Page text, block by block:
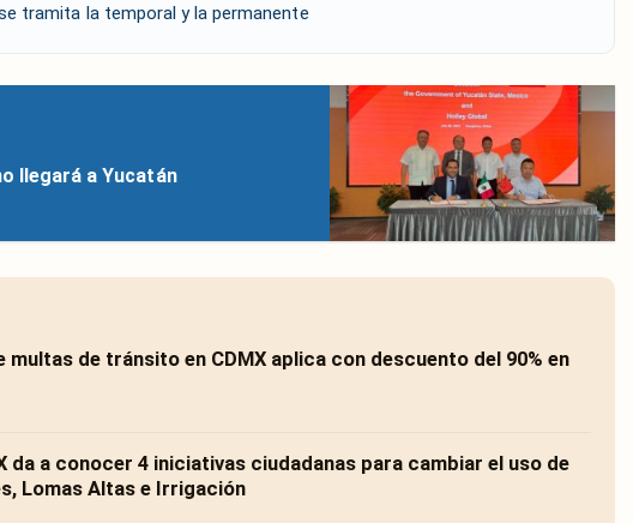
tramita la temporal y la permanente
llegará a Yucatán
multas de tránsito en CDMX aplica con descuento del 90% en
da a conocer 4 iniciativas ciudadanas para cambiar el uso de
Lomas Altas e Irrigación